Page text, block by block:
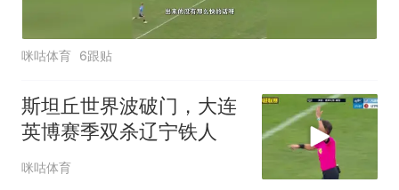
咪咕体育 6跟贴
斯坦丘世界波破门，大连
英博赛季双杀辽宁铁人
咪咕体育